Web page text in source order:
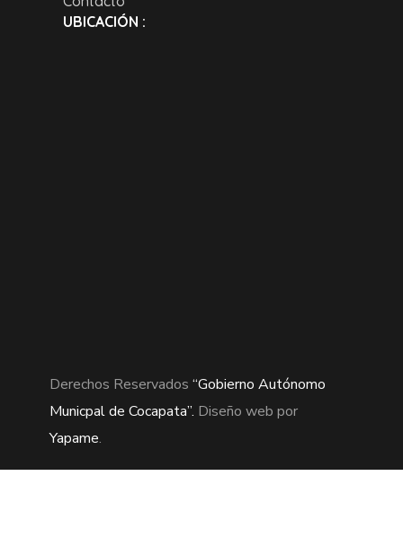
UBICACIÓN :
Derechos Reservados “Gobierno Autónomo
Municpal de Cocapata”. Diseño web por
Yapame.